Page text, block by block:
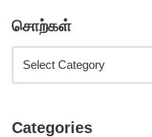
சொற்கள்
Categories